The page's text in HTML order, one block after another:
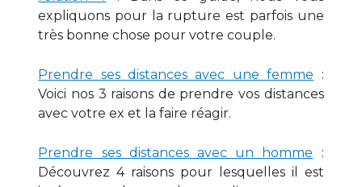
expliquons pour la rupture est parfois une
très bonne chose pour votre couple.
Prendre ses distances avec une femme :
Voici nos 3 raisons de prendre vos distances
avec votre ex et la faire réagir.
Prendre ses distances avec un homme :
Découvrez 4 raisons pour lesquelles il est